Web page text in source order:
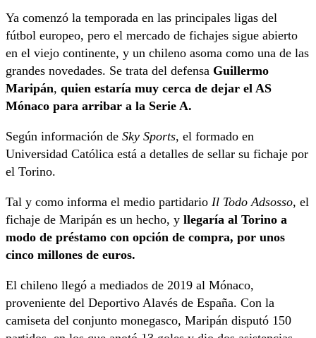
Ya comenzó la temporada en las principales ligas del
fútbol europeo, pero el mercado de fichajes sigue abierto
en el viejo continente, y un chileno asoma como una de las
grandes novedades. Se trata del defensa Guillermo
Maripán, quien estaría muy cerca de dejar el AS
Mónaco para arribar a la Serie A.
Según información de Sky Sports, el formado en
Universidad Católica está a detalles de sellar su fichaje por
el Torino.
Tal y como informa el medio partidario Il Todo Adsosso, el
fichaje de Maripán es un hecho, y llegaría al Torino a
modo de préstamo con opción de compra, por unos
cinco millones de euros.
El chileno llegó a mediados de 2019 al Mónaco,
proveniente del Deportivo Alavés de España. Con la
camiseta del conjunto monegasco, Maripán disputó 150